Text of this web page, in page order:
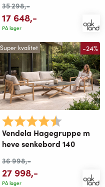
35 298,-
17 648,-
På lager
Super kvalitet -24%
Karakter:
Vendela Hagegruppe m
heve senkebord 140
36 998,-
27 998,-
På lager